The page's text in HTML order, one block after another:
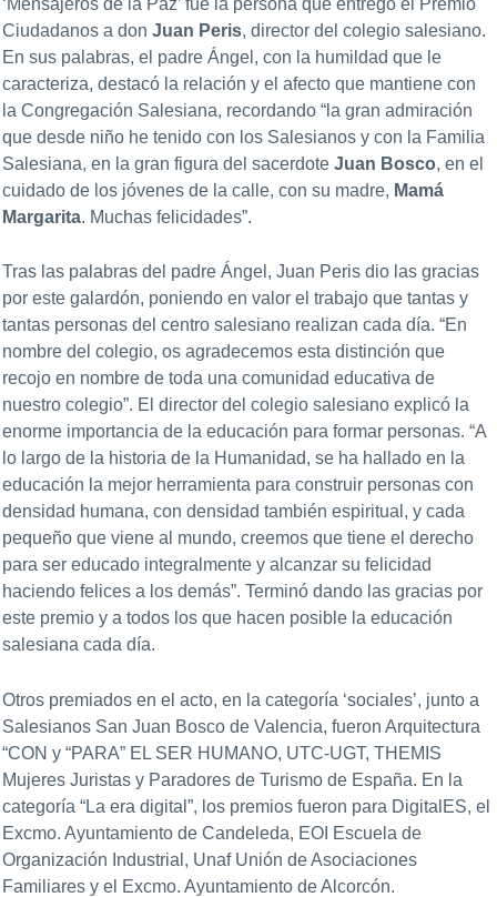
Ciudadanos a donJuan Peris, director del colegio salesiano.
En sus palabras, el padre Ángel, con la humildad que le
caracteriza, destacó la relación y el afecto que mantiene con
la Congregación Salesiana, recordando “la gran admiración
que desde niño he tenido con los Salesianos y con la Familia
Salesiana, en la gran figura del sacerdoteJuan Bosco, en el
cuidado de los jóvenes de la calle, con su madre, Mamá
Margarita. Muchas felicidades”.
Tras las palabras del padre Ángel, Juan Peris dio las gracias
por este galardón, poniendo en valor el trabajo que tantas y
tantas personas del centro salesiano realizan cada día. “En
nombre del colegio, os agradecemos esta distinción que
recojo en nombre de toda una comunidad educativa de
nuestro colegio”. El director del colegio salesiano explicó la
enorme importancia de la educación para formar personas. “A
lo largo de la historia de la Humanidad, se ha hallado en la
educación la mejor herramienta para construir personas con
densidad humana, con densidad también espiritual, y cada
pequeño que viene al mundo, creemos que tiene el derecho
para ser educado integralmente y alcanzar su felicidad
haciendo felices a los demás”. Terminó dando las gracias por
este premio y a todos los que hacen posible la educación
salesiana cada día.
Otros premiados en el acto, en la categoría ‘sociales’, junto a
Salesianos San Juan Bosco de Valencia, fueron Arquitectura
“CON y “PARA” EL SER HUMANO, UTC-UGT, THEMIS
Mujeres Juristas y Paradores de Turismo de España. En la
categoría “La era digital”, los premios fueron para DigitalES, el
Excmo. Ayuntamiento de Candeleda, EOI Escuela de
Organización Industrial, Unaf Unión de Asociaciones
Familiares y el Excmo. Ayuntamiento de Alcorcón.